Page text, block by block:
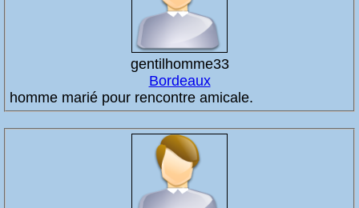
gentilhomme33
Bordeaux
homme marié pour rencontre amicale.